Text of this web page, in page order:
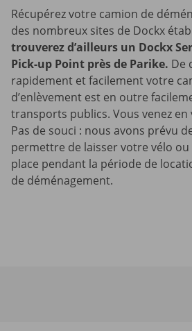
Récupérez votre camion de
des nombreux sites de Dockx
trouverez d’ailleurs un Dockx
Pick-up Point près de Parike. De
rapidement et facilement votre
d’enlèvement est en outre
transports publics. Vous venez en
Pas de souci : nous avons prévu
permettre de laisser votre vélo
place pendant la période de
de déménagement.